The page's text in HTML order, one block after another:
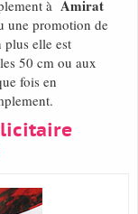
à Amirat
une promotion de
plus elle est
50 cm ou aux
fois en